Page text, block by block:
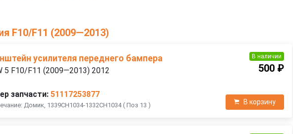
F10/F11 (2009—2013)
усилителя переднего бампера
5 F10/F11 (2009—2013) 2012
запчасти: 51117253877
Домик, 1339CH1034-1332CH1034 ( Поз 13 )
В наличии
500 ₽
В корзину